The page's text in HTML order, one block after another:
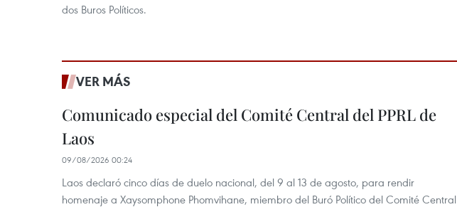
dos Buros Políticos.
VER MÁS
Comunicado especial del Comité Central del PPRL de
Laos
09/08/2026 00:24
Laos declaró cinco días de duelo nacional, del 9 al 13 de agosto, para rendir
homenaje a Xaysomphone Phomvihane, miembro del Buró Político del Comité Central